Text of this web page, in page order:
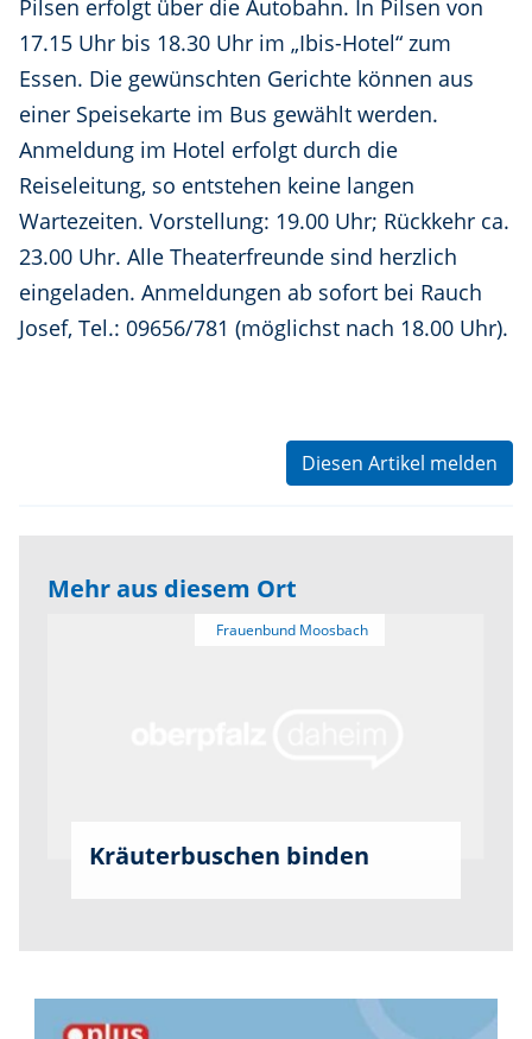
Pilsen erfolgt über die Autobahn. In Pilsen von
17.15 Uhr bis 18.30 Uhr im „Ibis-Hotel“ zum
Essen. Die gewünschten Gerichte können aus
einer Speisekarte im Bus gewählt werden.
Anmeldung im Hotel erfolgt durch die
Reiseleitung, so entstehen keine langen
Wartezeiten. Vorstellung: 19.00 Uhr; Rückkehr ca.
23.00 Uhr. Alle Theaterfreunde sind herzlich
eingeladen. Anmeldungen ab sofort bei Rauch
Josef, Tel.: 09656/781 (möglichst nach 18.00 Uhr).
Diesen Artikel melden
Mehr aus diesem Ort
Frauenbund Moosbach
Kräuterbuschen binden